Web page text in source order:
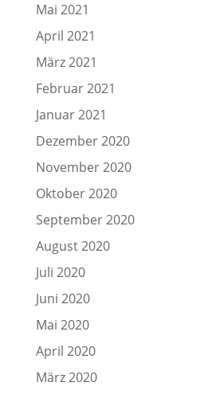
Mai 2021
April 2021
März 2021
Februar 2021
Januar 2021
Dezember 2020
November 2020
Oktober 2020
September 2020
August 2020
Juli 2020
Juni 2020
Mai 2020
April 2020
März 2020